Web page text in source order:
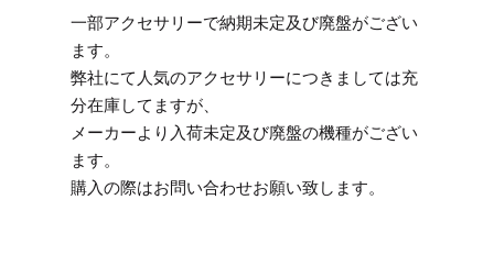
一部アクセサリーで納期未定及び廃盤がござい
ます。
弊社にて人気のアクセサリーにつきましては充
分在庫してますが、
メーカーより入荷未定及び廃盤の機種がござい
ます。
購入の際はお問い合わせお願い致します。